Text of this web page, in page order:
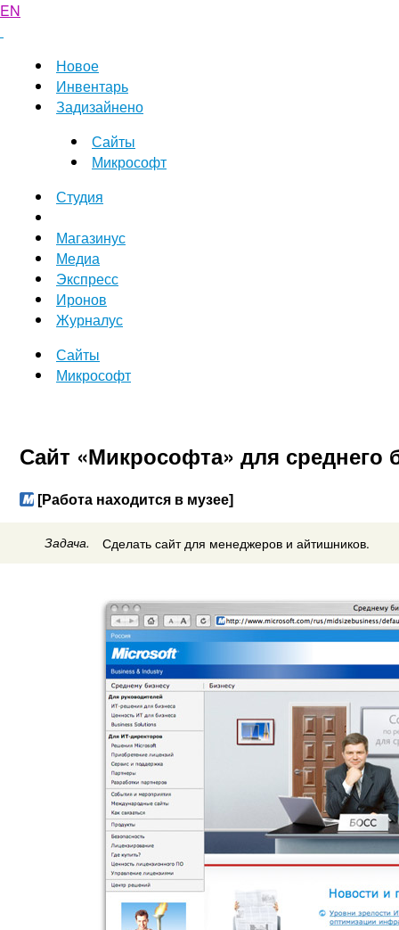
EN
Новое
Инвентарь
Задизайнено
Сайты
Микрософт
Студия
Магазинус
Медиа
Экспресс
Иронов
Журналус
Сайты
Микрософт
Сайт «Микрософта» для среднего
[Работа находится в музее]
Задача. Сделать сайт для менеджеров и айтишников.